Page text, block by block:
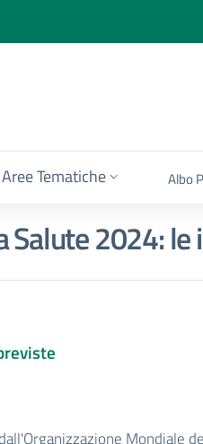
Aree Tematiche Albo
2024:
Mondiale